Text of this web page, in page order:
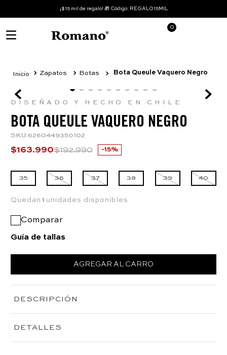
¡$15 mil de regalo! 🎁 Código: REGALO15MIL
0
Zapatos Botas Bota Queule Vaquero Negro
DISEÑADO Y HECHO EN CHILE
BOTA QUEULE VAQUERO NEGRO
SKU:6260449350102
$163.990$192.990 15%
35 36 37 38 39 40
Quedan 1 unidades disponibles
Comparar
Guía de tallas
AGREGAR AL CARRO
DESCRIPCIÓN
DETALLES